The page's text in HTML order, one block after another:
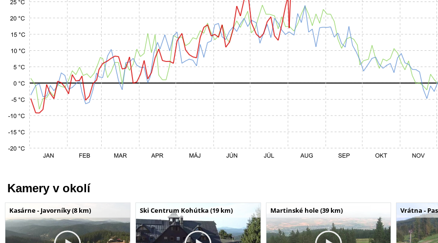
Kamery v okolí
Kasárne - Javorníky (8 km) Ski Centrum Kohútka (19 km) Martinské hole (39 km) Vrátna -